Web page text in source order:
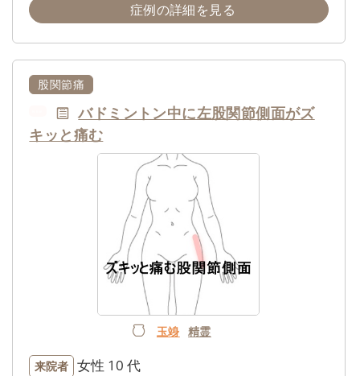
症例の詳細を見る
股関節痛
バドミントン中に左股関節側面がズ
キッと痛む
玉竧 精霊
来院者 女性 10 代